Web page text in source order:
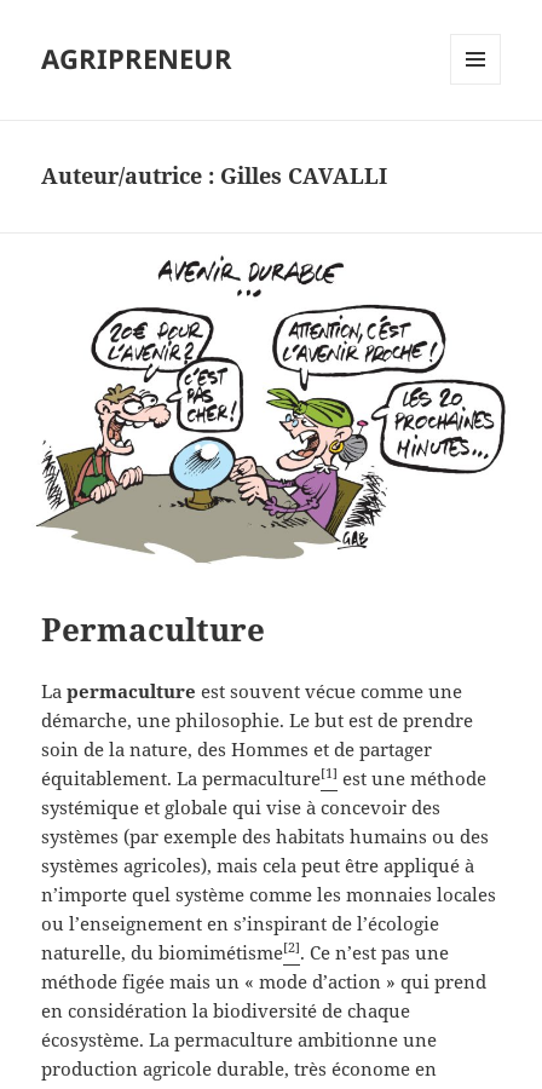
AGRIPRENEUR
Auteur/autrice : Gilles CAVALLI
Permaculture
Lapermaculture est souvent vécue comme une
démarche, une philosophie. Le but est de prendre
soin de la nature, des Hommes et de partager
équitablement. La permaculture[1] est une méthode
systémique et globale qui vise à concevoir des
systèmes (par exemple des habitats humains ou des
systèmes agricoles), mais cela peut être appliqué à
n’importe quel système comme les monnaies locales
ou l’enseignement en s’inspirant de l’écologie
naturelle, du biomimétisme[2]. Ce n’est pas une
méthode figée mais un « mode d’action » qui prend
en considération la biodiversité de chaque
écosystème. La permaculture ambitionne une
production agricole durable, très économe en